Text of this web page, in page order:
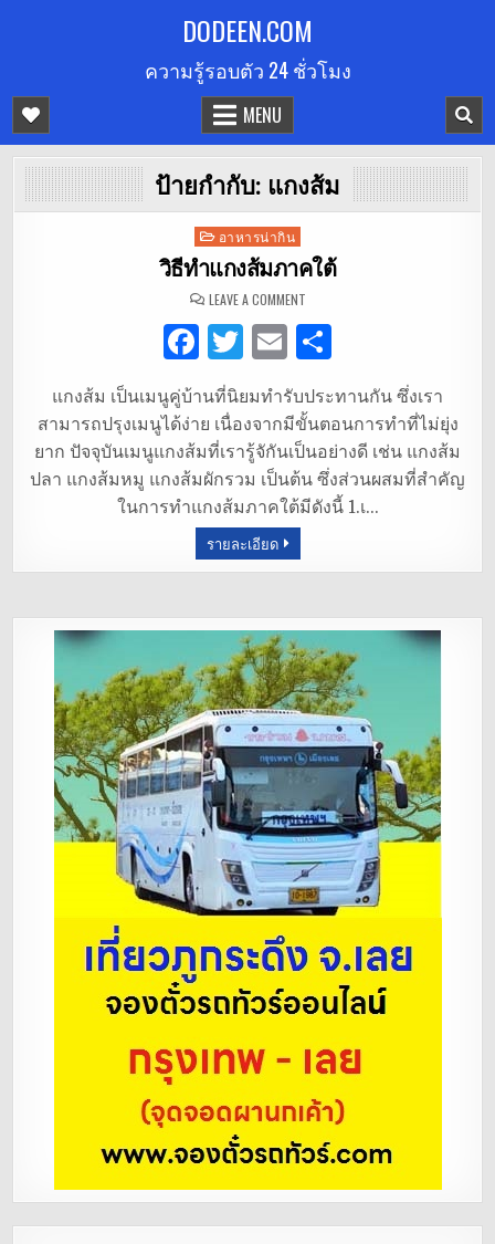
DODEEN.COM
ความรู้รอบตัว 24 ชั่วโมง
MENU
ป้ายกำกับ: แกงส้ม
Posted
in
อาหารน่ากิน
วิธีทำแกงส้มภาคใต้
LEAVE A COMMENTON
ทำ
แกงส้ม
ภาค
ใต้
F
a
c
e
b
o
o
T
it
te
r
E
ai
l
ar
e
แกงส้ม เป็นเมนูคู่บ้านที่นิยมทำรับประทานกัน ซึ่งเรา
สามารถปรุงเมนูได้ง่าย เนื่องจากมีขั้นตอนการทำที่ไม่ยุ่ง
ยาก ปัจจุบันเมนูแกงส้มที่เรารู้จักันเป็นอย่างดี เช่น แกงส้ม
ปลา แกงส้มหมู แกงส้มผักรวม เป็นต้น ซึ่งส่วนผสมที่สำคัญ
ในการทำแกงส้มภาคใต้มีดังนี้ 1.เ…
รายละเอียด